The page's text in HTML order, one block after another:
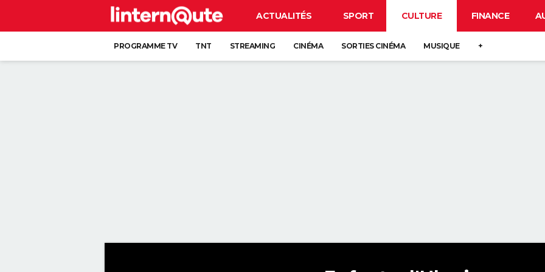
ACTUALITÉS SPORT CULTURE FINANCE
PROGRAMME TV TNT STREAMING CINÉMA SORTIES CINÉMA MUSIQUE +